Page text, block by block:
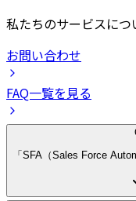
私たちのサービスにつ
お問い合わせ
FAQ一覧を見る
「SFA（Sales Force